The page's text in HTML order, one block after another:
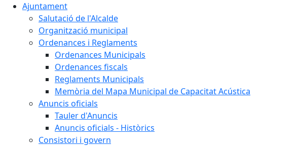
Ajuntament
Salutació de l'Alcalde
Organització municipal
Ordenances i Reglaments
Ordenances Municipals
Ordenances fiscals
Reglaments Municipals
Memòria del Mapa Municipal de Capacitat Acústica
Anuncis oficials
Tauler d'Anuncis
Anuncis oficials - Històrics
Consistori i govern